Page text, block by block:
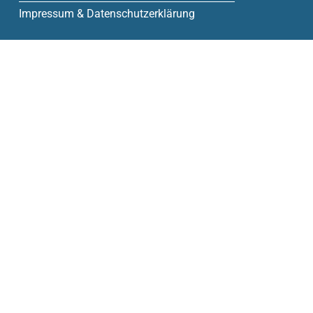
Impressum & Datenschutzerklärung